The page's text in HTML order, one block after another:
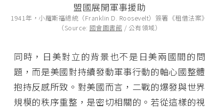
1941年，小羅斯福總統（Franklin D. Roosevelt）簽署《租借法案》
（Source: 國會圖書館 / 公有領域）
同時，日美對立的背景也不是日美兩國間的問
題，而是美國對持續發動軍事行動的軸心國整體
抱持反感所致。對美國而言，二戰的爆發與世界
規模的秩序重整，是密切相關的。若從這樣的視